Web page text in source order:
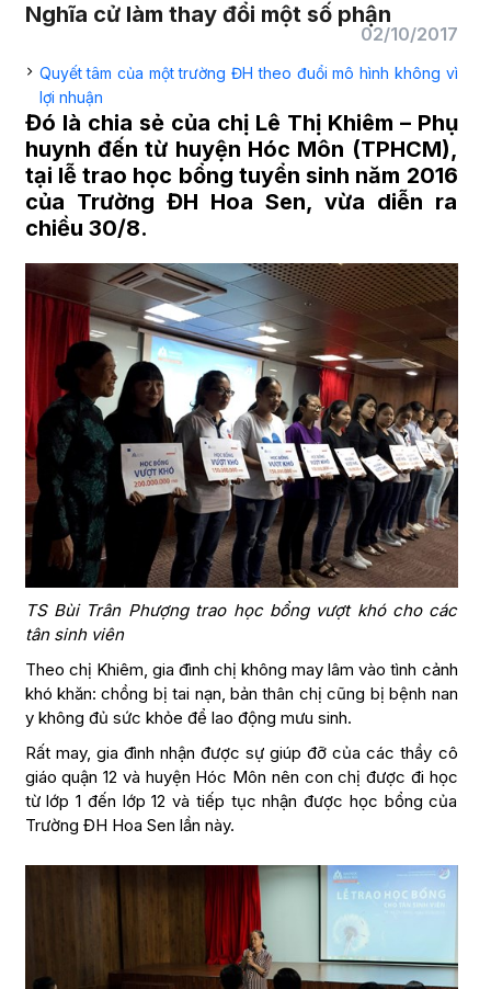
Nghĩa cử làm thay đổi một số phận
02/10/2017
Quyết tâm của một trường ĐH theo đuổi mô hình không vì
lợi nhuận
Đó là chia sẻ của chị Lê Thị Khiêm – Phụ
huynh đến từ huyện Hóc Môn (TPHCM),
tại lễ trao học bổng tuyển sinh năm 2016
của Trường ĐH Hoa Sen, vừa diễn ra
chiều 30/8.
TS Bùi Trân Phượng trao học bổng vượt khó cho các
tân sinh viên
Theo chị Khiêm, gia đình chị không may lâm vào tình cảnh
khó khăn: chồng bị tai nạn, bản thân chị cũng bị bệnh nan
y không đủ sức khỏe để lao động mưu sinh.
Rất may, gia đình nhận được sự giúp đỡ của các thầy cô
giáo quận 12 và huyện Hóc Môn nên con chị được đi học
từ lớp 1 đến lớp 12 và tiếp tục nhận được học bổng của
Trường ĐH Hoa Sen lần này.